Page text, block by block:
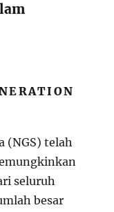
(NGS) telah
seluruh
besar